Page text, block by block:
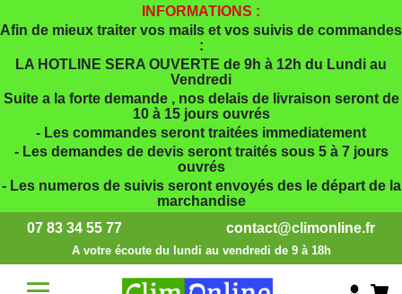
INFORMATIONS :
Afin de mieux traiter vos mails et vos suivis de commandes
:
LA HOTLINE SERA OUVERTE de 9h à 12h du Lundi au
Vendredi
Suite a la forte demande , nos delais de livraison seront de
10 à 15 jours ouvrés
- Les commandes seront traitées immediatement
- Les demandes de devis seront traités sous 5 à 7 jours
ouvrés
- Les numeros de suivis seront envoyés des le départ de la
marchandise
07 83 34 55 77
A votre écoute du lundi au vendredi de 9 à 18h
contact@climonline.fr